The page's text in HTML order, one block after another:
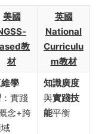
美國
教
材
英國
National
Curriculu
m教材
學
：實踐
念+跨
知識廣度
與實踐技
能平衡